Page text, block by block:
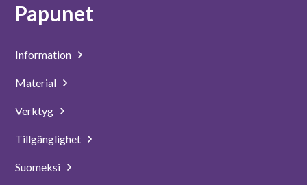
Papunet
Information
Material
Verktyg
Tillgänglighet
Suomeksi